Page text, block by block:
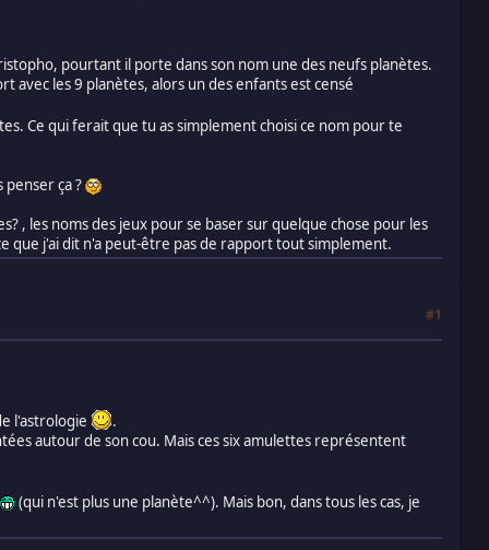
pourtant il porte dans son nom une des neufs planètes.
avec les 9 planètes, alors un des enfants est censé
Ce qui ferait que tu as simplement choisi ce nom pour te
ça ?
, les noms des jeux pour se baser sur quelque chose pour les
que j'ai dit n'a peut-être pas de rapport tout simplement.
#1
l'astrologie
.
autour de son cou. Mais ces six amulettes représentent
(qui n'est plus une planète^^). Mais bon, dans tous les cas, je